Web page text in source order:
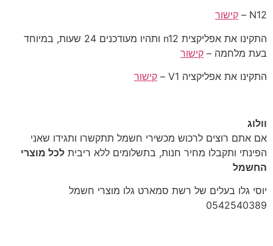
N12 –
קישור
התקינו את אפליקצית n12 ותהיו מעודכנים 24 שעות, במיוחד
בעת מלחמה – קישור
התקינו את אפליקציה V1 –
קישור
וולוג
‎אם אתם רוצים לרכוש מכשירי חשמל תתקשרו ותגידו שאני
הפינתי ותקבלו מחיר חנות, בתשלומים ללא ריבית לכל מוצרי
החשמל
יוסי גלו בעלים של רשת סמארט גלו מוצרי חשמל
‎0542540389‎